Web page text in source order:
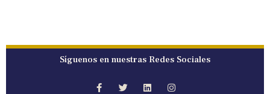
Síguenos en nuestras Redes Sociales